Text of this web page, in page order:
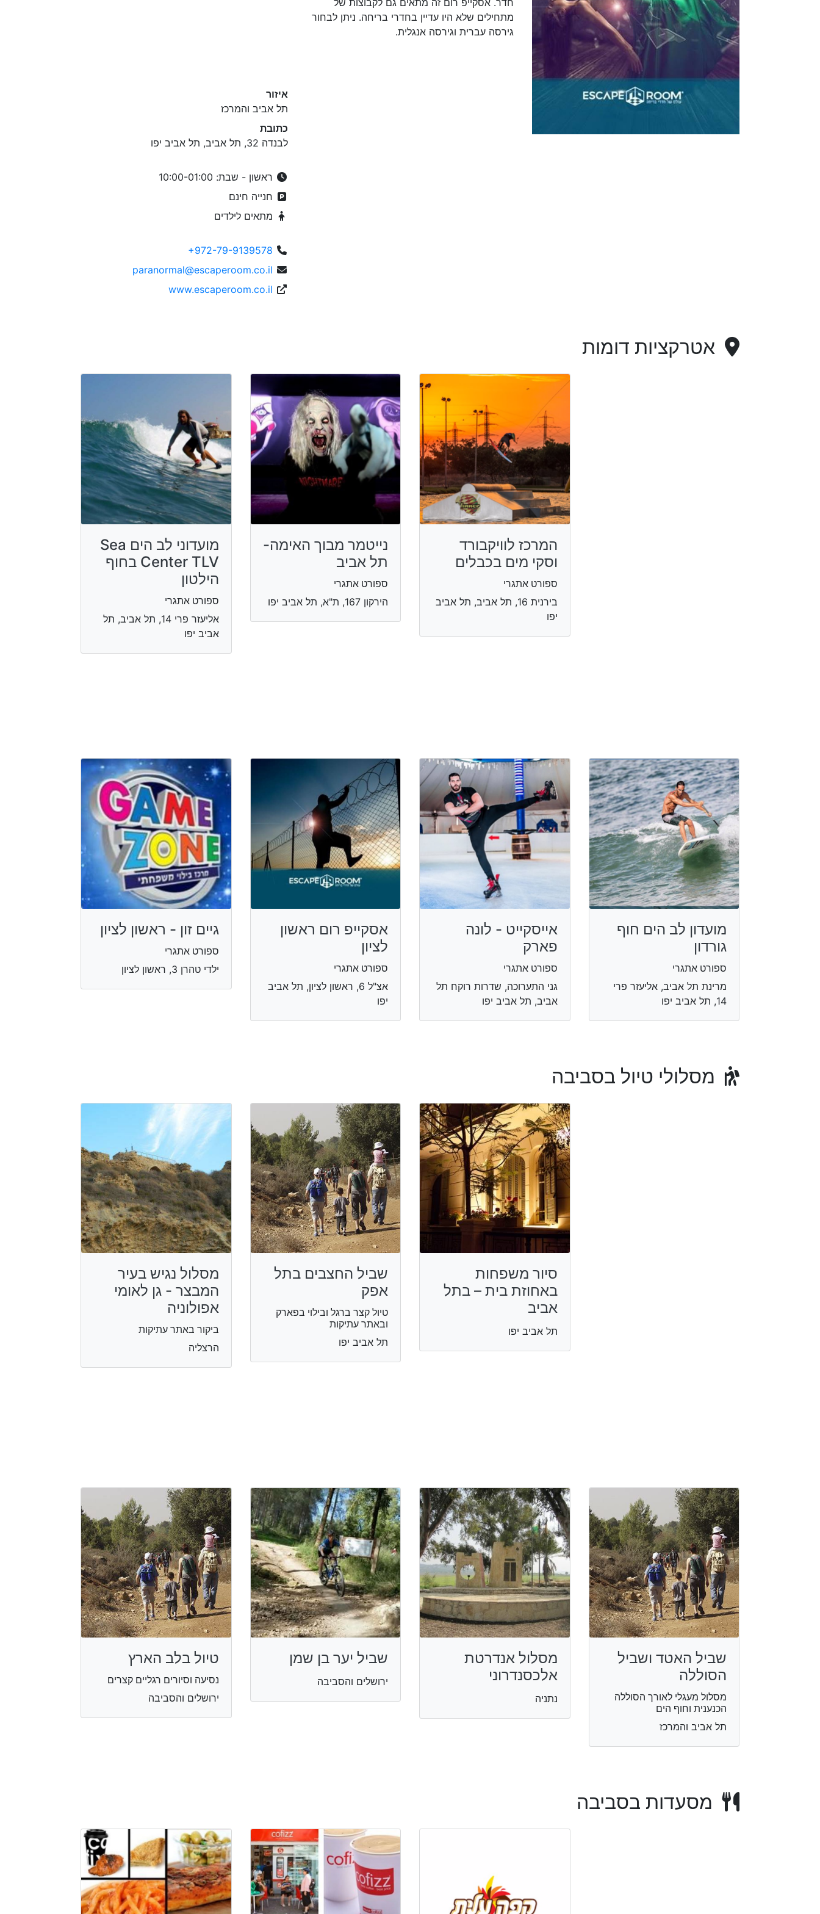
חדר. אסקייפ רום זה מתאים גם לקבוצות של
מתחילים שלא היו עדיין בחדרי בריחה. ניתן לבחור
גירסה עברית וגירסה אנגלית.
איזור
תל אביב והמרכז
כתובת
לבנדה 32, תל אביב, תל אביב יפו
ראשון - שבת: 10:00-01:00
חנייה חינם
מתאים לילדים
+972-79-9139578
paranormal@escaperoom.co.il
www.escaperoom.co.il
אטרקציות דומות
המרכז לוויקבורד
וסקי מים בכבלים
ספורט אתגרי
בירנית 16, תל אביב, תל אביב
יפו
נייטמר מבוך האימה-
תל אביב
ספורט אתגרי
הירקון 167, ת"א, תל אביב יפו
מועדוני לב הים Sea
Center TLV בחוף
הילטון
ספורט אתגרי
אליעזר פרי 14, תל אביב, תל
אביב יפו
מועדון לב הים חוף
גורדון
ספורט אתגרי
מרינת תל אביב, אליעזר פרי
14, תל אביב יפו
אייסקייט - לונה
פארק
ספורט אתגרי
גני התערוכה, שדרות רוקח תל
אביב, תל אביב יפו
אסקייפ רום ראשון
לציון
ספורט אתגרי
אצ"ל 6, ראשון לציון, תל אביב
יפו
גיים זון - ראשון לציון
ספורט אתגרי
ילדי טהרן 3, ראשון לציון
מסלולי טיול בסביבה
סיור משפחות
באחוזת בית – בתל
אביב
תל אביב יפו
שביל החצבים בתל
אפק
טיול קצר ברגל ובילוי בפארק
ובאתר עתיקות
תל אביב יפו
מסלול נגיש בעיר
המבצר - גן לאומי
אפולוניה
ביקור באתר עתיקות
הרצליה
שביל האטד ושביל
הסוללה
מסלול מעגלי לאורך הסוללה
הכנענית וחוף הים
תל אביב והמרכז
מסלול אנדרטת
אלכסנדרוני
נתניה
שביל יער בן שמן
ירושלים והסביבה
טיול בלב הארץ
נסיעה וסיורים רגליים קצרים
ירושלים והסביבה
מסעדות בסביבה